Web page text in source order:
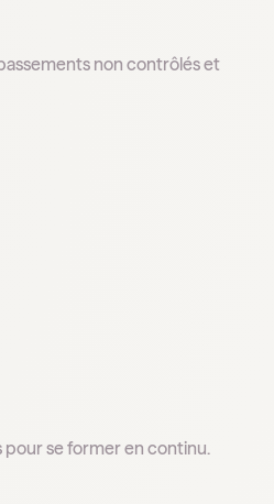
non contrôlés et
pour se former en continu.